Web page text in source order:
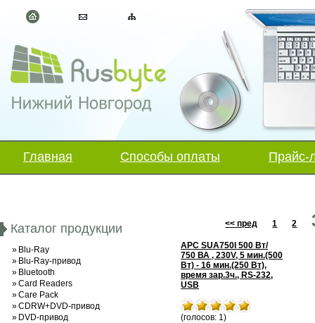
Главная Способы оплаты Прайс-
Каталог продукции
» Blu-Ray
» Blu-Ray-привод
» Bluetooth
»Card Readers
»Care Pack
»CDRW+DVD-привод
» DVD-привод
<< пред 1 2
APC SUA750I 500 Вт/
750 ВА , 230V, 5 мин.(500
Вт) - 16 мин.(250 Вт),
время зар.3ч., RS-232,
USB
(голосов: 1)